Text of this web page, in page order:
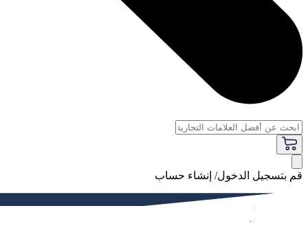
قم بتسجيل الدخول/ إنشاء حساب
فاخر
النساء
الرجال